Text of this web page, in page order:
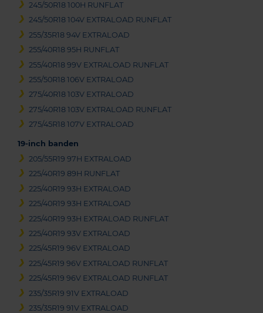
245/50R18 100H RUNFLAT
245/50R18 104V EXTRALOAD RUNFLAT
255/35R18 94V EXTRALOAD
255/40R18 95H RUNFLAT
255/40R18 99V EXTRALOAD RUNFLAT
255/50R18 106V EXTRALOAD
275/40R18 103V EXTRALOAD
275/40R18 103V EXTRALOAD RUNFLAT
275/45R18 107V EXTRALOAD
19-inch banden
205/55R19 97H EXTRALOAD
225/40R19 89H RUNFLAT
225/40R19 93H EXTRALOAD
225/40R19 93H EXTRALOAD
225/40R19 93H EXTRALOAD RUNFLAT
225/40R19 93V EXTRALOAD
225/45R19 96V EXTRALOAD
225/45R19 96V EXTRALOAD RUNFLAT
225/45R19 96V EXTRALOAD RUNFLAT
235/35R19 91V EXTRALOAD
235/35R19 91V EXTRALOAD